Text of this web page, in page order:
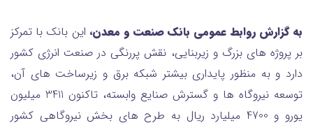
به گزارش روابط عمومی بانک صنعت و معدن، این بانک با تمرکز
بر پروژه های بزرگ و زیربنایی، نقش پررنگی در صنعت انرژی کشور
دارد و به منظور پایداری بیشتر شبکه برق و زیرساخت های آن،
توسعه نیروگاه ها و گسترش صنایع وابسته، تاکنون 3411 میلیون
یورو و 4700 میلیارد ریال به طرح های بخش نیروگاهی کشور